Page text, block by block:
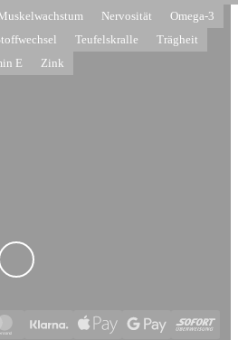
Nervosität
Omega-3
Teufelskralle
Trägheit
E Zink
Klarna
Apple
Google
Sofort